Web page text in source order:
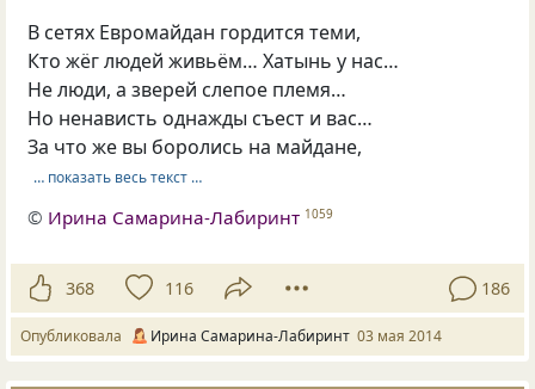
В сетях Евромайдан гордится теми,
Кто жёг людей живьём… Хатынь у нас…
Не люди, а зверей слепое племя…
Но ненависть однажды съест и вас…
За что же вы боролись на майдане,
… показать весь текст …
© Ирина Самарина-Лабиринт 1059
368 116 186
Опубликовала Ирина Самарина-Лабиринт 03 мая 2014